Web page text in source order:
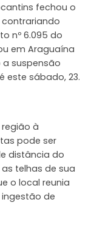
fechou o
nº 6.095 do
em Araguaína
suspensão
este sábado, 23.
à
pode ser
distância do
telhas de sua
o local reunia
de